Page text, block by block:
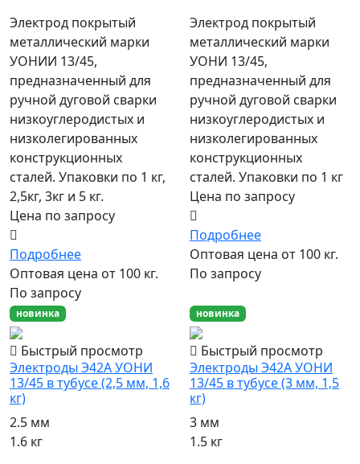
Электрод покрытый
металлический марки
УОНИИ 13/45,
предназначенный для
ручной дуговой сварки
низкоуглеродистых и
низколегированных
конструкционных
сталей. Упаковки по 1 кг,
2,5кг, 3кг и 5 кг.
Цена по запросу
Подробнее
Оптовая цена от 100 кг.
По запросу
Электрод покрытый
металлический марки
УОНИ 13/45,
предназначенный для
ручной дуговой сварки
низкоуглеродистых и
низколегированных
конструкционных
сталей. Упаковки по 1 кг
Цена по запросу
Подробнее
Оптовая цена от 100 кг.
По запросу
новинка
Быстрый просмотр
Электроды Э42А УОНИ
13/45 в тубусе (2,5 мм, 1,6
кг)
2.5 мм
1.6 кг
новинка
Быстрый просмотр
Электроды Э42А УОНИ
13/45 в тубусе (3 мм, 1,5
кг)
3 мм
1.5 кг